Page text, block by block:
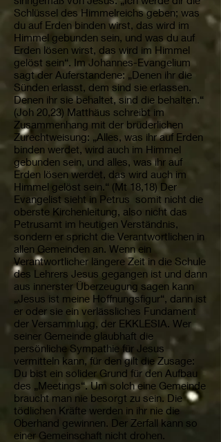
Schlüssel des Himmelreichs geben; was
du auf Erden binden wirst, das wird im
Himmel gebunden sein, und was du auf
Erden lösen wirst, das wird im Himmel
gelöst sein“. Im Johannes-Evangelium
sagt der Auferstandene: „Denen ihr die
Sünden erlasst, dem sind sie erlassen.
Denen ihr sie behaltet, sind die behalten.“
(Joh 20,23) Matthäus schreibt im
Zusammenhang mit der brüderlichen
Zurechtweisung: „Alles, was ihr auf Erden
binden werdet, wird auch im Himmel
gebunden sein, und alles, was ihr auf
Erden lösen werdet, das wird auch im
Himmel gelöst sein.“ (Mt 18,18) Der
Evangelist sieht in Petrus somit nicht die
oberste Kirchenleitung, also nicht das
Petrusamt im heutigen Verständnis,
sondern er spricht die Verantwortlichen in
allen Gemeinden an. Wenn ein
Verantwortlicher längere Zeit in die Schule
des Lehrers Jesus gegangen ist und dann
aus innerster Überzeugung sagen kann
„Jesus ist meine Hoffnungsfigur“, dann ist
er oder sie ein verlässliches Fundament
der Versammlung, der EKKLESIA. Wer
seiner Gemeinde glaubhaft die
persönliche Sympathie für Jesus
vermitteln kann, für den gilt die Zusage:
Du bist ein solider Grund für den Aufbau
des „Meetings“. Um solch eine Gemeinde
braucht man nie besorgt zu sein. Die
tödlichen Kräfte werden in ihr nie die
Oberhand gewinnen. Der Zerfall kann so
einer Gemeinschaft nicht drohen.